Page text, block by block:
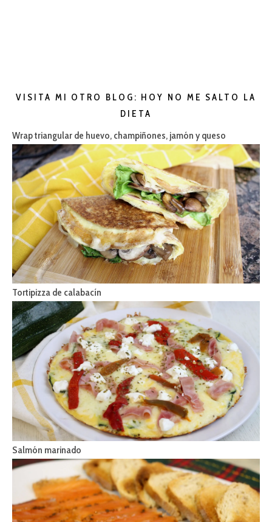
VISITA MI OTRO BLOG: HOY NO ME SALTO LA
DIETA
Wrap triangular de huevo, champiñones, jamón y queso
Tortipizza de calabacín
Salmón marinado